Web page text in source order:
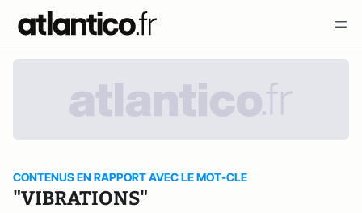
CONTENUS EN RAPPORT AVEC LE MOT-CLE
"VIBRATIONS"